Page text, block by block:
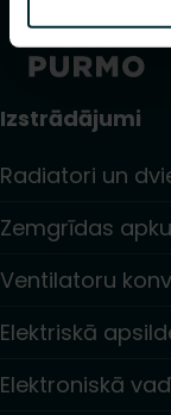
Izstrādājumi
Radiatori un
Zemgrīdas
Ventilatoru
Elektriskā
Elektroniskā